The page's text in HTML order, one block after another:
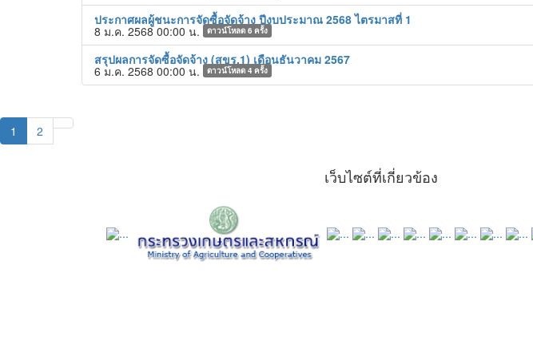
ประกาศผลผู้ชนะการจัดซื้อจัดจ้าง ปีงบประมาณ 2568 ไตรมาสที่ 1
8 ม.ค. 2568 00:00 น. ดาวน์โหลด 6ครั้ง
สรุปผลการจัดซื้อจัดจ้าง (สขร.1) เดือนธันวาคม 2567
6 ม.ค. 2568 00:00 น. ดาวน์โหลด 4ครั้ง
1 2
เว็บไซต์ที่เกี่ยวข้อง